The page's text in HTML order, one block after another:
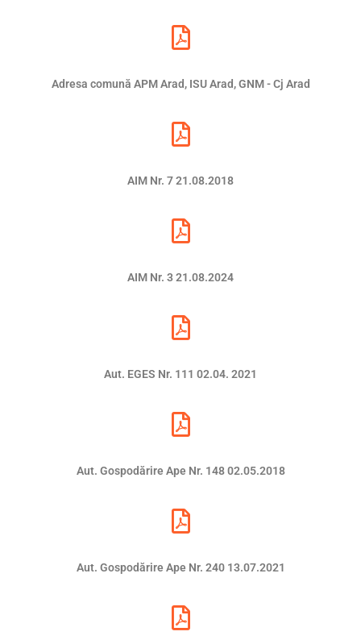
Adresa comună APM Arad, ISU Arad, GNM - Cj Arad
AIM Nr. 7 21.08.2018
AIM Nr. 3 21.08.2024
Aut. EGES Nr. 111 02.04. 2021
Aut. Gospodărire Ape Nr. 148 02.05.2018
Aut. Gospodărire Ape Nr. 240 13.07.2021